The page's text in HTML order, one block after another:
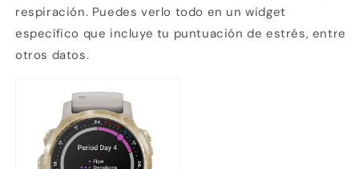
respiración. Puedes verlo todo en un widget
específico que incluye tu puntuación de estrés, entre
otros datos.